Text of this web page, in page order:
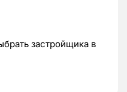
застройщика в